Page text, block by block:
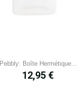
Pebbly: Boîte Hermétique...
Prix
12,95 €